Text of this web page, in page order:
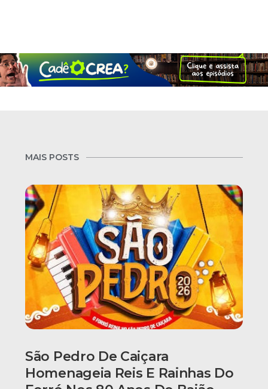
MAIS POSTS
São Pedro De Caiçara
Homenageia Reis E Rainhas Do